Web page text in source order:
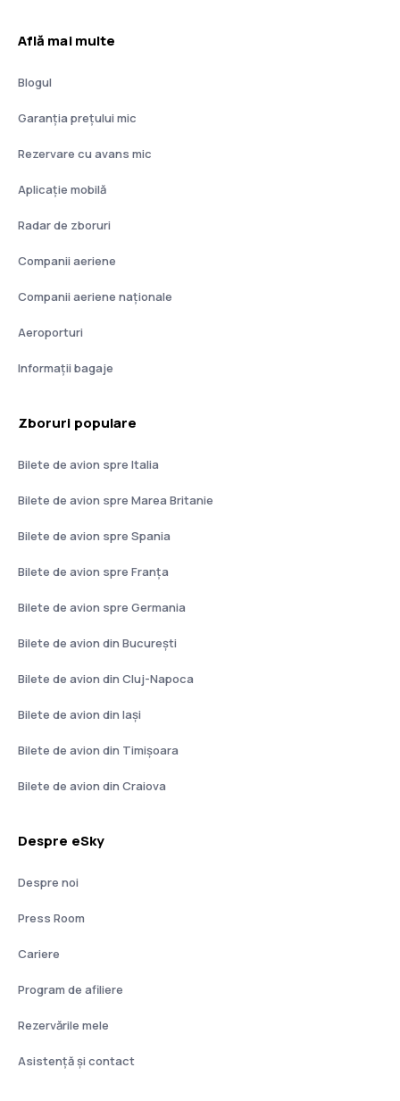
Află mai multe
Blogul
Garanția prețului mic
Rezervare cu avans mic
Aplicație mobilă
Radar de zboruri
Companii aeriene
Companii aeriene naţionale
Aeroporturi
Informații bagaje
Zboruri populare
Bilete de avion spre Italia
Bilete de avion spre Marea Britanie
Bilete de avion spre Spania
Bilete de avion spre Franţa
Bilete de avion spre Germania
Bilete de avion din București
Bilete de avion din Cluj-Napoca
Bilete de avion din Iași
Bilete de avion din Timișoara
Bilete de avion din Craiova
Despre eSky
Despre noi
Press Room
Cariere
Program de afiliere
Rezervările mele
Asistenţă şi contact